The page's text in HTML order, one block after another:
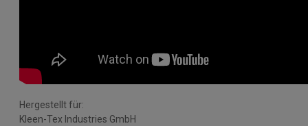
Hergestellt für:
Kleen-Tex Industries GmbH